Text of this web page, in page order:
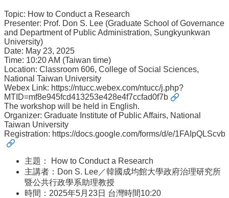
事
所
簡
介
公
事
所
成
員
學
生
Topic: How to Conduct a Research
Presenter: Prof. Don S. Lee (Graduate School of Governance
and Department of Public Administration, Sungkyunkwan
University)
Date: May 23, 2025
Time: 10:20 AM (Taiwan time)
Location: Classroom 606, College of Social Sciences,
National Taiwan University
Webex Link: https://ntucc.webex.com/ntucc/j.php?
MTID=mf8e945fcd413253e428e4f7ccfad0f7b
The workshop will be held in English.
Organizer: Graduate Institute of Public Affairs, National
Taiwan University
Registration: https://docs.google.com/forms/d/e/
主題： How to Conduct a Research
主講者：Don S. Lee／韓國成均館大學政府治理研究所
暨公共行政學系助理教授
時間：2025年5月23日 台灣時間10:20